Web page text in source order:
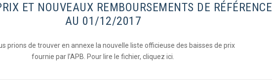
ET NOUVEAUX REMBOURSEMENTS DE RÉFÉRENCE
AU 01/12/2017
prions de trouver en annexe la nouvelle liste officieuse des baisses de prix
fournie par l’APB. Pour lire le fichier, cliquez ici.